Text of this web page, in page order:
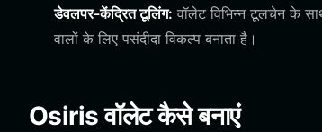
डेवलपर-केंद्रित टूलिंग: वॉलेट विभिन्न टूलचेन के
वालों के लिए पसंदीदा विकल्प बनाता है।
Osiris वॉलेट कैसे बनाएं